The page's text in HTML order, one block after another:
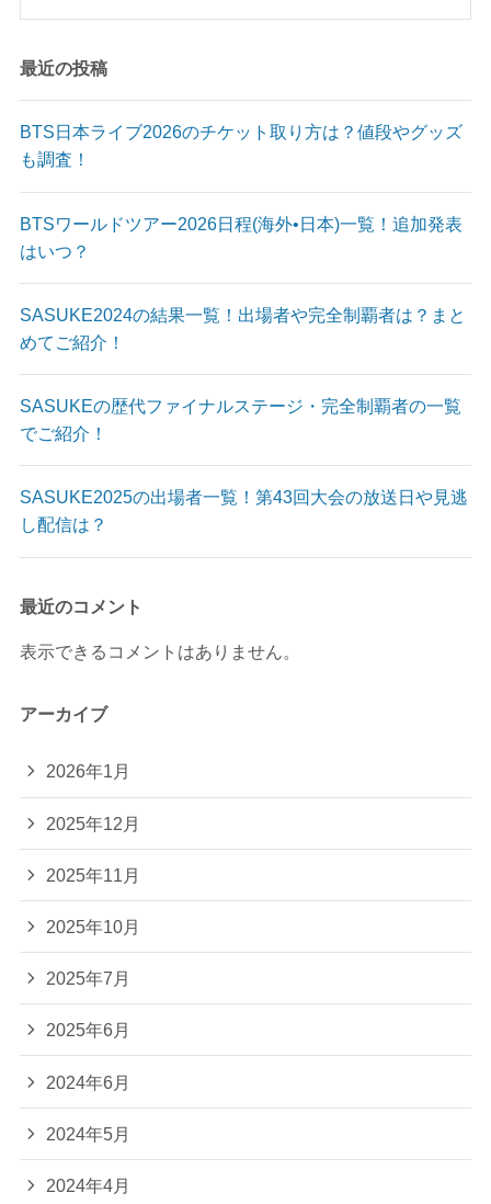
最近の投稿
BTS日本ライブ2026のチケット取り方は？値段やグッズ
も調査！
BTSワールドツアー2026日程(海外•日本)一覧！追加発表
はいつ？
SASUKE2024の結果一覧！出場者や完全制覇者は？まと
めてご紹介！
SASUKEの歴代ファイナルステージ・完全制覇者の一覧
でご紹介！
SASUKE2025の出場者一覧！第43回大会の放送日や見逃
し配信は？
最近のコメント
表示できるコメントはありません。
アーカイブ
2026年1月
2025年12月
2025年11月
2025年10月
2025年7月
2025年6月
2024年6月
2024年5月
2024年4月